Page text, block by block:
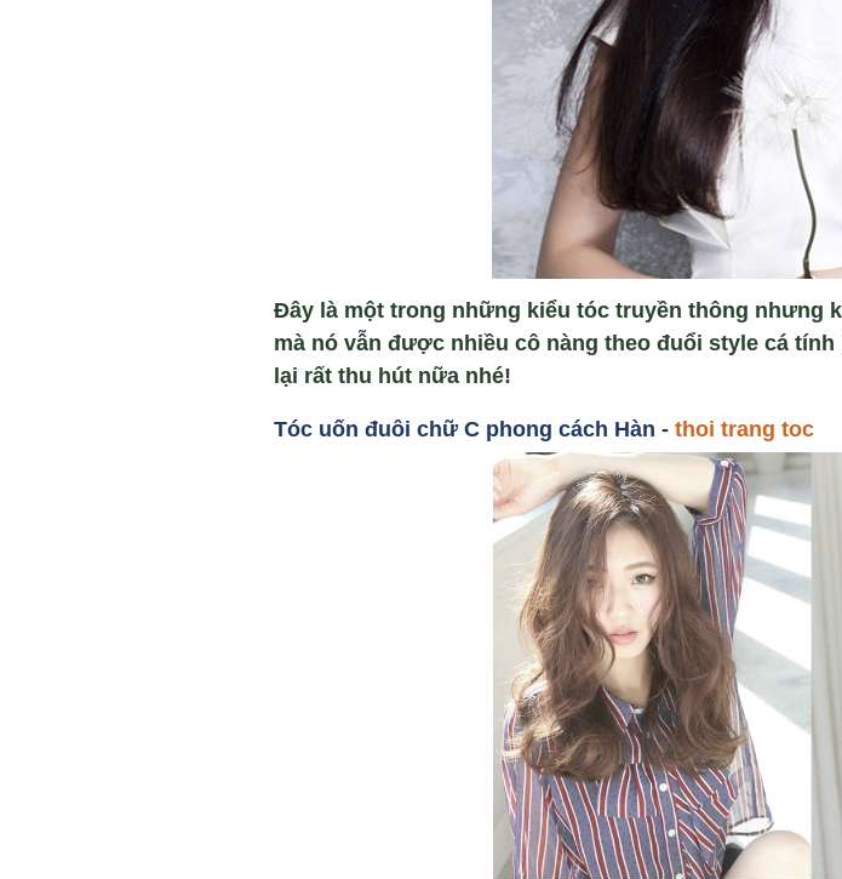
Đây là một trong những kiểu tóc truyền thông nhưng
mà nó vẫn được nhiều cô nàng theo đuổi style cá
lại rất thu hút nữa nhé!
Tóc uốn đuôi chữ C phong cách Hàn - thoi trang toc